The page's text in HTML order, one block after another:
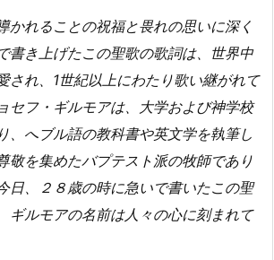
かれることの祝福と畏れの思いに深く
書き上げたこの聖歌の歌詞は、世界中
され、1世紀以上にわたり歌い継がれて
セフ・ギルモアは、大学および神学校
、へブル語の教科書や英文学を執筆し
敬を集めたバプテスト派の牧師であり
日、２８歳の時に急いで書いたこの聖
ギルモアの名前は人々の心に刻まれて